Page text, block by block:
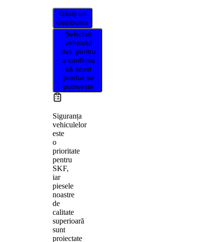
Găsiți un
distribuitor
Selectați
vehiculul
dvs. pentru
a confirma
că acest
produs se
potrivește
Siguranța
vehiculelor
este
o
prioritate
pentru
SKF,
iar
piesele
noastre
de
calitate
superioară
sunt
proiectate